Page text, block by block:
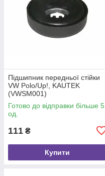
Підшипник передньої стійки
VW Polo/Up!, KAUTEK
(VWSM001)
Готово до відправки більше 5
од.
111 ₴
Купити